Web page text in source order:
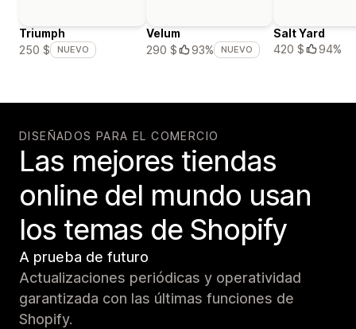
Triumph
250 $
NUEVO
Velum
290 $
93% NUEVO
Salt Yard
420 $
94%
DISEÑADOS PARA EL COMERCIO
Las mejores tiendas
online del mundo usan
los temas de Shopify
A prueba de futuro
Actualizaciones periódicas y operatividad
garantizada con las últimas funciones de
Shopify.